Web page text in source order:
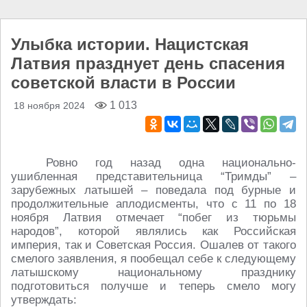
Улыбка истории. Нацистская
Латвия празднует день спасения
советской власти в России
18 ноября 2024 1 013
Ровно год назад одна национально-
ушибленная представительница “Тримды” –
зарубежных латышей – поведала под бурные и
продолжительные аплодисменты, что с 11 по 18
ноября Латвия отмечает “побег из тюрьмы
народов”, которой являлись как Российская
империя, так и Советская Россия. Ошалев от такого
смелого заявления, я пообещал себе к следующему
латышскому национальному празднику
подготовиться получше и теперь смело могу
утверждать: